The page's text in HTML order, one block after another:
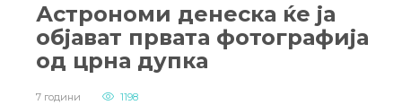
Астрономи денеска ќе ја
објават првата фотографија
од црна дупка
7 години 1198